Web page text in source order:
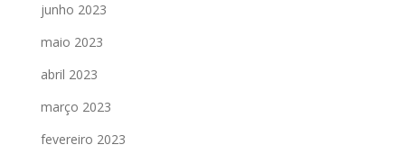
junho 2023
maio 2023
abril 2023
março 2023
fevereiro 2023